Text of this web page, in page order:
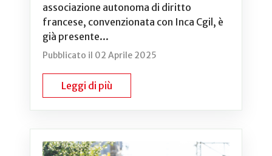
associazione autonoma di diritto
francese, convenzionata con Inca Cgil, è
già presente...
Pubblicato il 02 Aprile 2025
Leggi di più